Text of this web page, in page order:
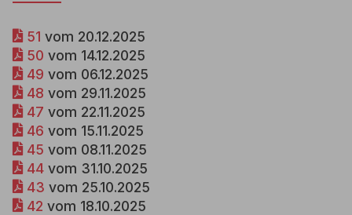
51 vom 20.12.2025
50 vom 14.12.2025
49 vom 06.12.2025
48 vom 29.11.2025
47 vom 22.11.2025
46 vom 15.11.2025
45 vom 08.11.2025
44vom 31.10.2025
43 vom 25.10.2025
42 vom 18.10.2025